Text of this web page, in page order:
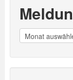
Meldungen